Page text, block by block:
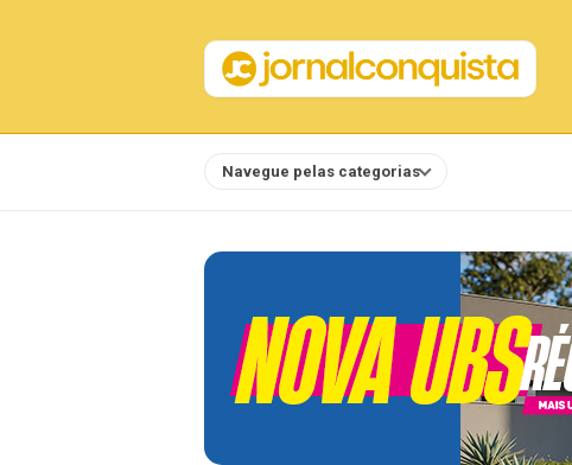
Navegue pelas categorias